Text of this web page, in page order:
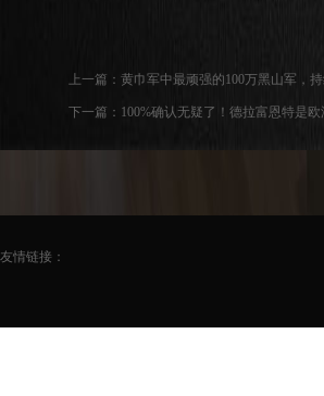
上一篇： 黄巾军中最顽强的100万黑山军，
下一篇： 100%确认无疑了！德拉富恩特是
友情链接：